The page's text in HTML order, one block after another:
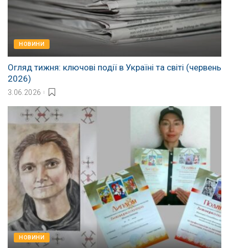
НОВИНИ
Огляд тижня: ключові події в Україні та світі (червень
2026)
3.06.2026
НОВИНИ